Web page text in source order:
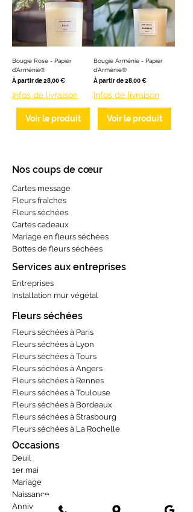
Bougie Rose - Papier
d'Arménie®
À partir de28,00 €
Prix promotionnel
Infos de livraison
Voir le produit
Bougie Arménie - Papier
d'Arménie®
À partir de28,00 €
Prix promotionnel
Infos de livraison
Voir le produit
Nos coups de cœur
Cartes message
Fleurs fraîches
Fleurs séchées
Cartes cadeaux
Mariage en fleurs séchées
Bottes de fleurs séchées
Services aux entreprises
Entreprises
Installation mur végétal
Fleurs séchées
Fleurs séchées à Paris
Fleurs séchées à Lyon
Fleurs séchées à Tours
Fleurs séchées à Angers
Fleurs séchées à Rennes
Fleurs séchées à Toulouse
Fleurs séchées à Bordeaux
Fleurs séchées à Strasbourg
Fleurs séchées à La Rochelle
Occasions
Deuil
1er mai
Mariage
Naissance
Anniversaire